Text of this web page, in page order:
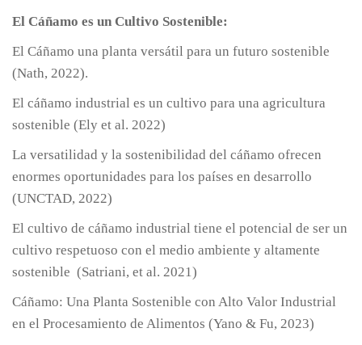
El Cáñamo es un Cultivo Sostenible:
El Cáñamo una planta versátil para un futuro sostenible
(Nath, 2022).
El cáñamo industrial es un cultivo para una agricultura
sostenible (Ely et al. 2022)
La versatilidad y la sostenibilidad del cáñamo ofrecen
enormes oportunidades para los países en desarrollo
(UNCTAD, 2022)
El cultivo de cáñamo industrial tiene el potencial de ser un
cultivo respetuoso con el medio ambiente y altamente
sostenible (Satriani, et al. 2021)
Cáñamo: Una Planta Sostenible con Alto Valor Industrial
en el Procesamiento de Alimentos (Yano & Fu, 2023)